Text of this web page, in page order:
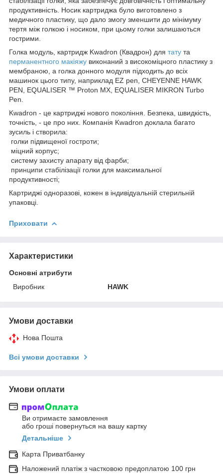
продуктивність. Носик картриджа було виготовлено з
медичного пластику, що дало змогу зменшити до мінімуму
тертя між голкою і носиком, при цьому голки залишаються
гострими.
Голка модуль, картридж Kwadron (Квадрон) для тату та
перманентного макіяжу виконаний з високоміцного пластику з
мембраною, а голка донного модуля підходить до всіх
машинок цього типу, наприклад EZ pen, CHEYENNE HAWK
PEN, EQUALISER ™ Proton MX, EQUALISER MIKRON Turbo
Pen.
Kwadron - це картриджі нового покоління. Безпека, швидкість,
точність, - це про них. Компанія Kwadron доклала багато
зусиль і створила:
голки підвищеної гостроти;
міцний корпус;
систему захисту апарату від фарби;
принципи стабілізації голки для максимальної
продуктивності;
Картриджі одноразові, кожен в індивідуальній стерильній
упаковці.
Приховати
Характеристики
Основні атрибути
Виробник
HAWK
Умови доставки
Нова Пошта
Всі умови доставки
Умови оплати
Ви отримаєте замовлення
або гроші повернуться на вашу картку
Детальніше
Карта Приватбанку
Наложений платіж з частковою предоплатою 100 грн